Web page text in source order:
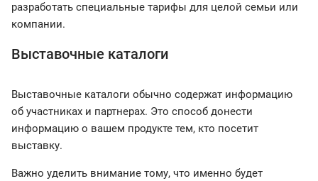
разработать специальные тарифы для целой семьи или
компании.
Выставочные каталоги
Выставочные каталоги обычно содержат информацию
об участниках и партнерах. Это способ донести
информацию о вашем продукте тем, кто посетит
выставку.
Важно уделить внимание тому, что именно будет